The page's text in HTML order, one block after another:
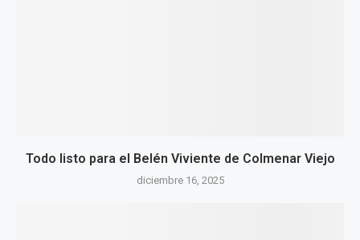
Todo listo para el Belén Viviente de Colmenar Viejo
diciembre 16, 2025